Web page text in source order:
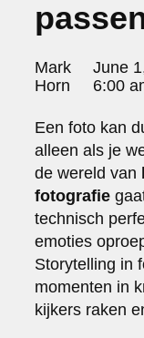
portraits 2
portraits 3
sanoma
het zuiderlicht
thomas van
various
parool
editorial
travel
commercial
fashion
contact
Posted
by:
Mark
Horn
June
6:00
Een foto kan
alleen als je
de wereld van
fotografie
technisch
emoties
Storytelling in
momenten in
kijkers raken